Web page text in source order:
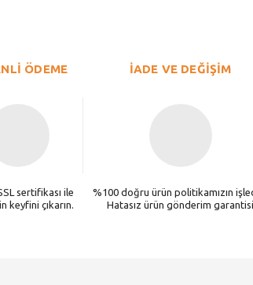
ÖDEME
sertifikası ile
keyfini çıkarın.
İADE VE DEĞİŞİM
%100 doğru ürün politikamızın
Hatasız ürün gönderim garantisi